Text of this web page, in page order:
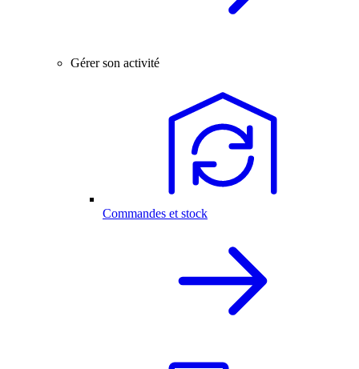
Gérer son activité
Commandes et stock